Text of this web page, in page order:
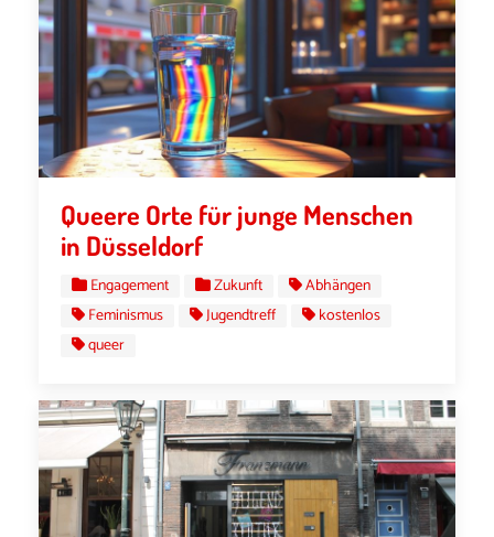
Queere Orte für junge Menschen
in Düsseldorf
Engagement Zukunft
Abhängen
Feminismus
Jugendtreff
kostenlos
queer